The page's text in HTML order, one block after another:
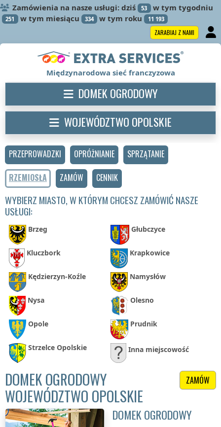
Zamówienia na nasze usługi: dziś 53 w tym tygodniu
251 w tym miesiącu 334 w tym roku 11 193
ZARABIAJ Z NAMI
PRZEPROWADZKI OPRÓŻNIANIE
SPRZĄTANIE
RZEMIOSŁA
ZAMÓW CENNIK
WYBIERZ MIASTO, W KTÓRYM CHCESZ ZAMÓWIĆ NASZE
USŁUGI:
Brzeg Głubczyce
Kluczbork Krapkowice
Kędzierzyn-Koźle Namysłów
Nysa Olesno
Opole Prudnik
Strzelce Opolskie Inna miejscowość
ZAMÓW
DOMEK OGRODOWY
WOJEWÓDZTWO OPOLSKIE
DOMEK OGRODOWY
Międzynarodowa sieć franczyzowa
DOMEK OGRODOWY
WOJEWÓDZTWO OPOLSKIE